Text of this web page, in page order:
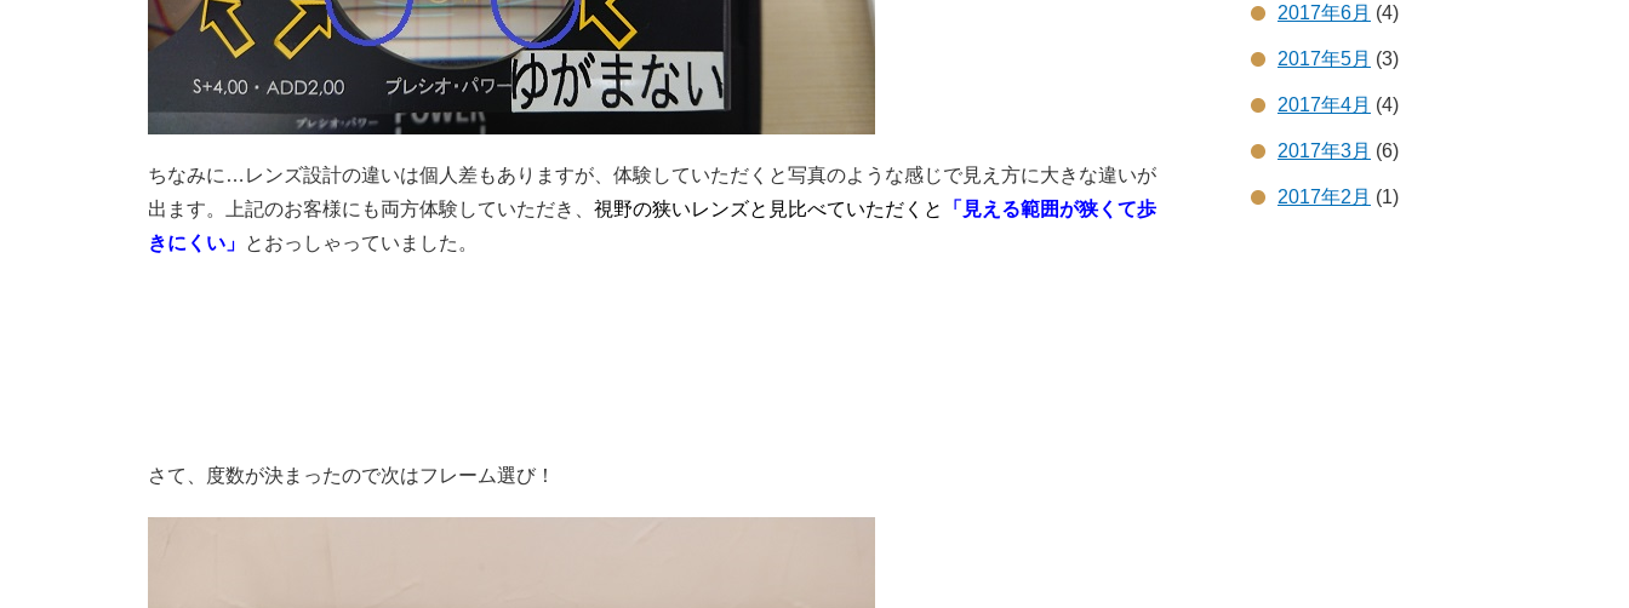
ちなみに…レンズ設計の違いは個人差もありますが、体験していただくと写真のような感じで見え方に大きな違いが
出ます。上記のお客様にも両方体験していただき、 視野の狭いレンズと見比べていただくと
「見える範囲が狭くて歩
きにくい」 とおっしゃっていました。
さて、度数が決まったので次はフレーム選び！
2017年6月 (4)
2017年5月 (3)
2017年4月 (4)
2017年3月 (6)
2017年2月 (1)